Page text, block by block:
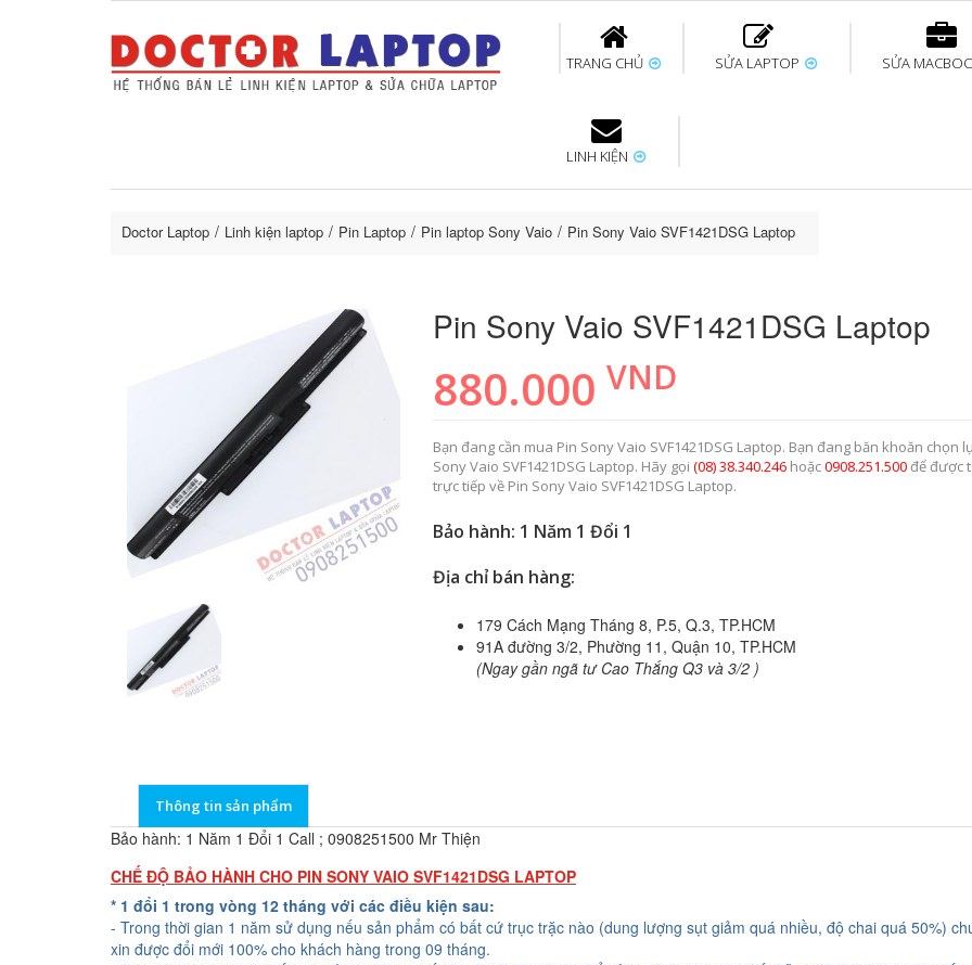
TRANG CHỦ SỬA LAPTOP
Sửa Laptop uy tín Thay bàn phím Thay màn hình Thay Pin
SỬA
Sửa Macbook uy tín Thay pin Macbook Thay màn hình
Thay pin Surface Sửa Surface không
LINH KIỆN
Doctor Laptop Linh kiện laptop Pin Laptop Pin laptop Sony Vaio Pin Sony Vaio SVF1421DSG Laptop
Pin Sony Vaio SVF1421DSG Laptop
880.000 VND
Bạn đang cần mua Pin Sony Vaio SVF1421DSG Laptop. Bạn đang băn khoăn chọn
Sony Vaio SVF1421DSG Laptop. Hãy gọi(08) 38.340.246 hoặc0908.251.500để được
trực tiếp về Pin Sony Vaio SVF1421DSG Laptop.
Bảo hành: 1 Năm 1 Đổi 1
Địa chỉ bán hàng:
179 Cách Mạng Tháng 8, P.5, Q.3, TP.HCM
91A đường 3/2, Phường 11, Quận 10, TP.HCM
(Ngay gần ngã tư Cao Thắng Q3 và 3/2 )
Thông tin sản phẩm
Bảo hành: 1 Năm 1 Đổi 1 Call ; 0908251500 Mr Thiện
CHẾ ĐỘ BẢO HÀNH CHO PIN SONY VAIO SVF1421DSG LAPTOP
* 1 đổi 1 trong vòng 12 tháng với các điều kiện sau:
- Trong thời gian 1 năm sử dụng nếu sản phẩm có bất cứ trục trặc nào (dung lượng sụt giảm quá nhiều, độ chai quá 50%)
xin được đổi mới 100% cho khách hàng trong 09 tháng.